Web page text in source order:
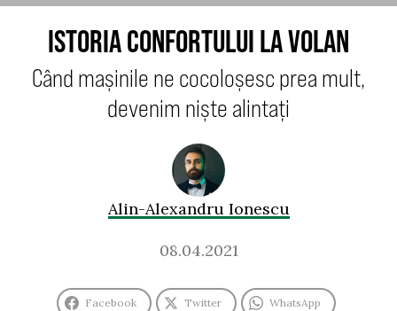
ISTORIA CONFORTULUI LA VOLAN
Când mașinile ne cocoloșesc prea mult,
devenim niște alintați
Alin-Alexandru Ionescu
08.04.2021
Facebook Twitter WhatsApp